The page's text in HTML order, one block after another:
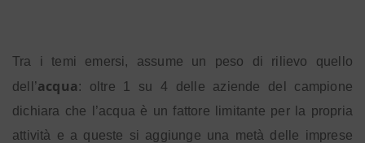
Tra i temi emersi, assume un peso di rilievo quello
dell’acqua : oltre 1 su 4 delle aziende del campione
dichiara che l’acqua è un fattore limitante per la propria
attività e a queste si aggiunge una metà delle imprese